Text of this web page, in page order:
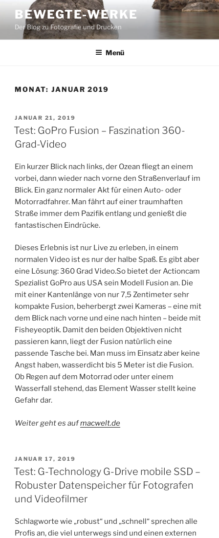
Inhalt
springen
BEWEGTE-WERKE
Der Blog zu Fotografie und Drucken
Menü
MONAT: JANUAR 2019
VERÖFFENTLICHT
AM
JANUAR 21, 2019
Test: GoPro Fusion – Faszination 360-
Grad-Video
Ein kurzer Blick nach links, der Ozean fliegt an einem
vorbei, dann wieder nach vorne den Straßenverlauf im
Blick. Ein ganz normaler Akt für einen Auto- oder
Motorradfahrer. Man fährt auf einer traumhaften
Straße immer dem Pazifik entlang und genießt die
fantastischen Eindrücke.
Dieses Erlebnis ist nur Live zu erleben, in einem
normalen Video ist es nur der halbe Spaß. Es gibt aber
eine Lösung: 360 Grad Video.So bietet der Actioncam
Spezialist GoPro aus USA sein Modell Fusion an. Die
mit einer Kantenlänge von nur 7,5 Zentimeter sehr
kompakte Fusion, beherbergt zwei Kameras – eine mit
dem Blick nach vorne und eine nach hinten – beide mit
Fisheyeoptik. Damit den beiden Objektiven nicht
passieren kann, liegt der Fusion natürlich eine
passende Tasche bei. Man muss im Einsatz aber keine
Angst haben, wasserdicht bis 5 Meter ist die Fusion.
Ob Regen auf dem Motorrad oder unter einem
Wasserfall stehend, das Element Wasser stellt keine
Gefahr dar.
Weiter geht es aufmacwelt.de
VERÖFFENTLICHT
AM
JANUAR 17, 2019
Test: G-Technology G-Drive mobile SSD –
Robuster Datenspeicher für Fotografen
und Videofilmer
Schlagworte wie „robust“ und „schnell“ sprechen alle
Profis an, die viel unterwegs sind und einen externen